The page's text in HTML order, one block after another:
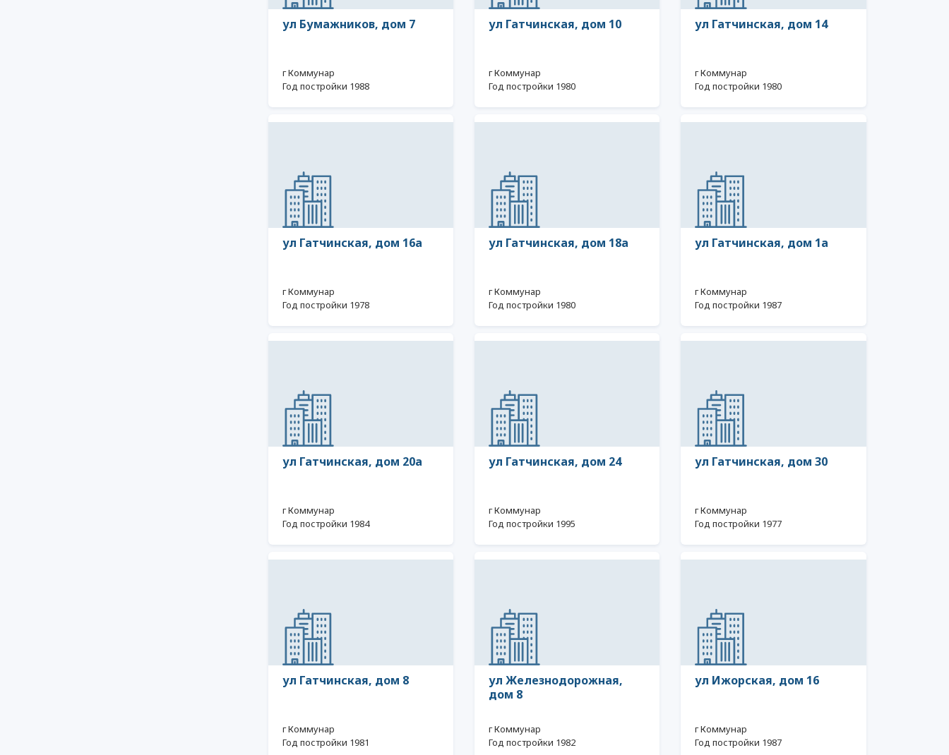
ул Бумажников, дом 7
г Коммунар
Год постройки 1988
ул Гатчинская, дом 10
г Коммунар
Год постройки 1980
ул Гатчинская, дом 14
г Коммунар
Год постройки 1980
ул Гатчинская, дом 16а
г Коммунар
Год постройки 1978
ул Гатчинская, дом 18а
г Коммунар
Год постройки 1980
ул Гатчинская, дом 1а
г Коммунар
Год постройки 1987
ул Гатчинская, дом 20а
г Коммунар
Год постройки 1984
ул Гатчинская, дом 24
г Коммунар
Год постройки 1995
ул Гатчинская, дом 30
г Коммунар
Год постройки 1977
ул Гатчинская, дом 8
г Коммунар
Год постройки 1981
ул Железнодорожная,
дом 8
г Коммунар
Год постройки 1982
ул Ижорская, дом 16
г Коммунар
Год постройки 1987